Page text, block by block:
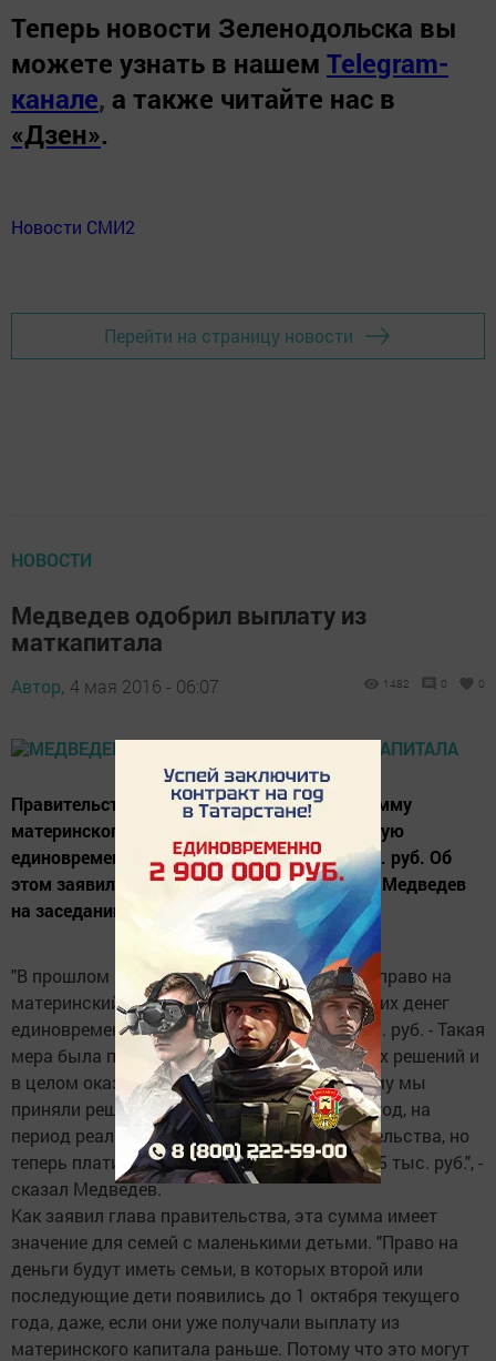
Теперь новости Зеленодольска вы
можете узнать в нашем Telegram-
канале, а также читайте нас в
«Дзен».
Новости СМИ2
Перейти на страницу новости
НОВОСТИ
Медведев одобрил выплату из
маткапитала
Автор, 4 мая 2016 - 06:07 1482 0 0
Правительство продлит на 2016 год программу
материнского капитала, предусматривающую
единовременную выплату в размере 25 тыс. руб. Об
этом заявил премьер-министр РФ Дмитрий Медведев
на заседании правительства.
"В прошлом году родители, которые имеют право на
материнский капитал, могли получить из этих денег
единовременную выплату в размере 20 тыс. руб. - Такая
мера была принята в рамках антикризисных решений и
в целом оказалась востребованной. Поэтому мы
приняли решение ее продлить еще на один год, на
период реализации плана действий правительства, но
теперь платить будем несколько больше - 25 тыс. руб.", -
сказал Медведев.
Как заявил глава правительства, эта сумма имеет
значение для семей с маленькими детьми. "Право на
деньги будут иметь семьи, в которых второй или
последующие дети появились до 1 октября текущего
года, даже, если они уже получали выплату из
материнского капитала раньше. Потому что это могут